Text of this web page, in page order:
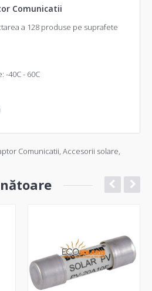
Comunicatii
a 128 produse pe suprafete
40C - 60C
Comunicatii Accesorii solare